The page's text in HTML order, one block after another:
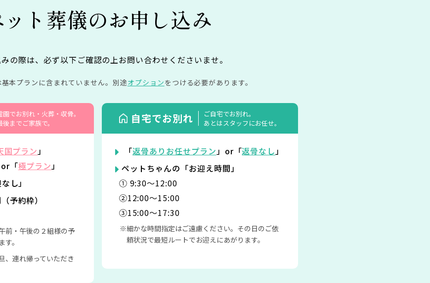
ト葬儀のお申し込み
の際は、必ず以下ご確認の上お問い合わせくださいませ。
本プランに含まれていません。 別途オプションをつける必要があります。
園でお別れ・火葬・収骨。
後までご家族で。
国プラン」
「極プラン」
し」
予約枠）
前・午後の２組様の予
。
、連れ帰っていただき
自宅でお別れ
ご自宅でお別れ。
あとはスタッフにお任せ。
「返骨ありお任せプラン」or「返骨なし」
ペットちゃんの「お迎え時間」
① 9:30〜12:00
②12:00〜15:00
③15:00〜17:30
細かな時間指定はご遠慮ください。その日のご依
頼状況で最短ルートでお迎えにあがります。